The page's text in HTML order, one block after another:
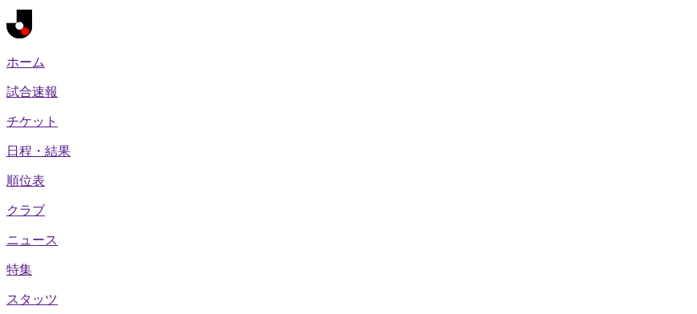
ホーム
試合速報
チケット
日程・結果
順位表
クラブ
ニュース
特集
スタッツ